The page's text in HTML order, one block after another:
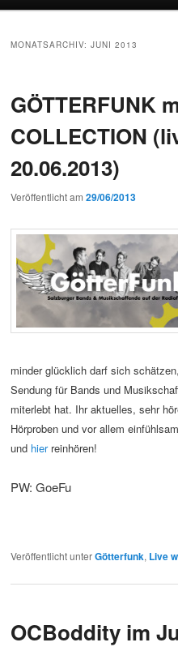
MONATSARCHIV: JUNI 2013
GÖTTERFUNK
COLLECTION
20.06.2013)
Veröffentlicht am 29/06/2013
minder glücklich darf sich
Sendung für Bands und
miterlebt hat. Ihr aktuelles, sehr
Hörproben und vor allem
und hierreinhören!
PW: GoeFu
Veröffentlicht unterGötterfunk, Live
OCBoddity im